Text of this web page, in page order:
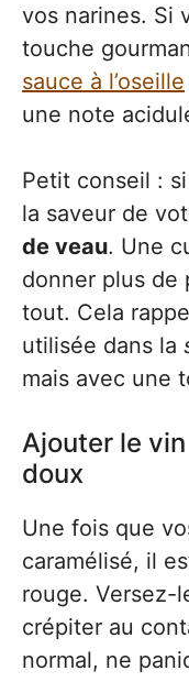
vos narines. Si
touche
sauce à l’oseille
une note
Petit conseil :
la saveur de
de veau. Une
donner plus de
tout. Cela
utilisée dans la
mais avec une
Ajouter le
doux
Une fois que
caramélisé, il
rouge. Versez-
crépiter au
normal, ne